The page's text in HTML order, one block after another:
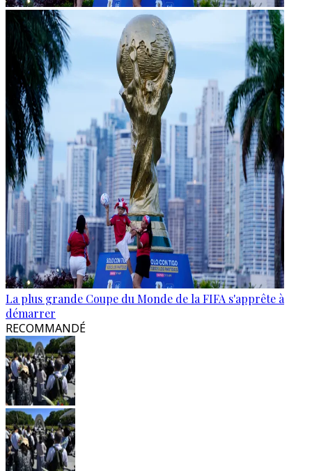
La plus grande Coupe du Monde de la FIFA s'apprête à
démarrer
RECOMMANDÉ